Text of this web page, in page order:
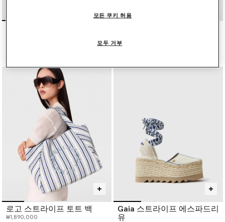
인하 전 가격:
₩1,270,000
로고 스트라이프 토트 백
₩1,890,000
Gaia 스트라이프 에스파드리
유
모두 거부
모든 쿠키 허용